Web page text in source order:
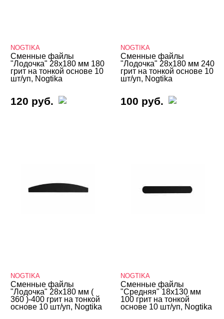
NOGTIKA
Сменные файлы
"Лодочка" 28х180 мм 180
грит на тонкой основе 10
шт/уп, Nogtika
120 руб.
NOGTIKA
Сменные файлы
"Лодочка" 28х180 мм 240
грит на тонкой основе 10
шт/уп, Nogtika
100 руб.
NOGTIKA
Сменные файлы
"Лодочка" 28х180 мм (
360 )-400 грит на тонкой
основе 10 шт/уп, Nogtika
NOGTIKA
Сменные файлы
"Средняя" 18х130 мм
100 грит на тонкой
основе 10 шт/уп, Nogtika